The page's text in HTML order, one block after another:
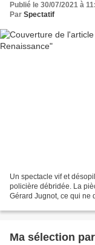
Publié le 30/07/2021 à
Par Spectatif
Un spectacle vif et
policière débridée. La
Gérard Jugnot, ce qui ne
Ma sélection